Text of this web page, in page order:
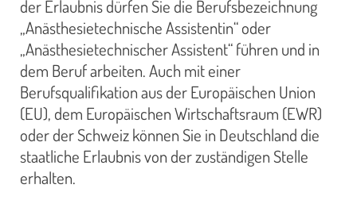
der Erlaubnis dürfen Sie die Berufsbezeichnung
„Anästhesietechnische Assistentin“ oder
„Anästhesietechnischer Assistent“ führen und in
dem Beruf arbeiten. Auch mit einer
Berufsqualifikation aus der Europäischen Union
(EU), dem Europäischen Wirtschaftsraum (EWR)
oder der Schweiz können Sie in Deutschland die
staatliche Erlaubnis von der zuständigen Stelle
erhalten.